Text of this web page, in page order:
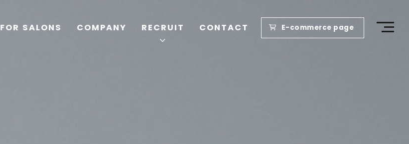
FOR SALONS COMPANY RECRUIT CONTACT E-commerce page